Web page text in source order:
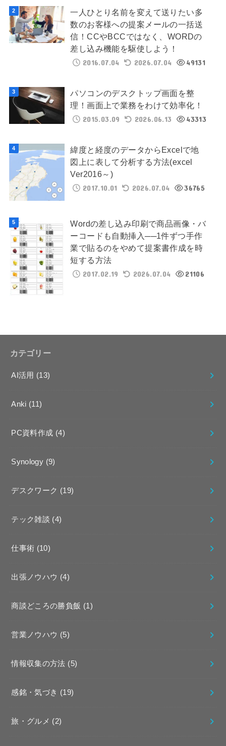
一人ひとり名前を変えて送りたい多
数のお客様への提案メールの一括送
信！CCやBCCではなく、WORDの
差し込み機能を駆使しよう！
2016.07.04
2026.07.04 49131
パソコンのデスクトップ画面を整
理！画面上で業務をわけて効率化！
2015.03.09
2026.06.13 43313
緯度と経度のデータからExcelで地
図上に表して分析する方法(excel
Ver2016～)
2017.10.01
2026.07.04 36765
Wordの差し込み印刷で商品画像・バ
ーコードも自動挿入──1件ずつ手作
業で貼るのをやめて提案書作成を時
短する方法
2017.02.19
2026.07.04 21106
カテゴリー
AI活用 (13)
Anki (11)
PC資料作成 (4)
Synology (9)
デスクワーク (19)
テック雑談 (4)
仕事術 (10)
出張ノウハウ (4)
商談どころの勝負飯 (1)
営業ノウハウ (5)
情報収集の方法 (5)
感銘・気づき (19)
旅・グルメ (2)